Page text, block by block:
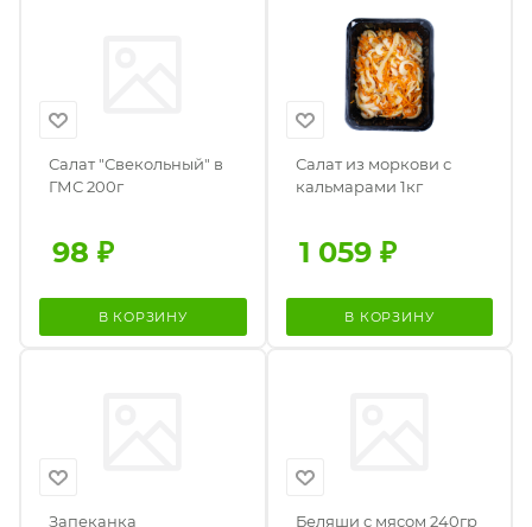
Салат "Свекольный" в
ГМС 200г
98 ₽
В КОРЗИНУ
Салат из моркови с
кальмарами 1кг
1 059₽
В КОРЗИНУ
Запеканка
Беляши с мясом 240гр